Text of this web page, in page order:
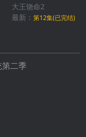
大王饶命2
最新： 第12集(已完结)
二季